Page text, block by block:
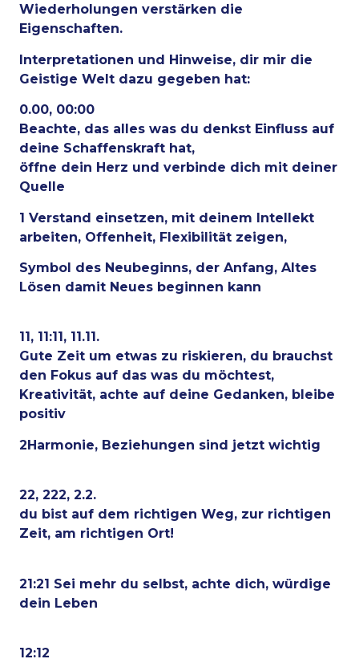
Wiederholungen verstärken die
Eigenschaften.
Interpretationen und Hinweise, dir mir die
Geistige Welt dazu gegeben hat:
0.00, 00:00
Beachte, das alles was du denkst Einfluss auf
deine Schaffenskraft hat,
öffne dein Herz und verbinde dich mit deiner
Quelle
1 Verstand einsetzen, mit deinem Intellekt
arbeiten, Offenheit, Flexibilität zeigen,
Symbol des Neubeginns, der Anfang, Altes
Lösen damit Neues beginnen kann
11, 11:11, 11.11.
Gute Zeit um etwas zu riskieren, du brauchst
den Fokus auf das was du möchtest,
Kreativität, achte auf deine Gedanken, bleibe
positiv
2Harmonie, Beziehungen sind jetzt wichtig
22, 222, 2.2.
du bist auf dem richtigen Weg, zur richtigen
Zeit, am richtigen Ort!
21:21 Sei mehr du selbst, achte dich, würdige
dein Leben
12:12